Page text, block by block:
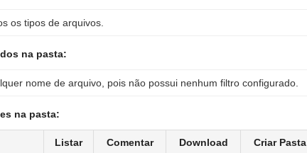
os tipos de arquivos.
na pasta:
nome de arquivo, pois não possui nenhum filtro configurado.
na pasta:
Listar Comentar Download Criar Pasta